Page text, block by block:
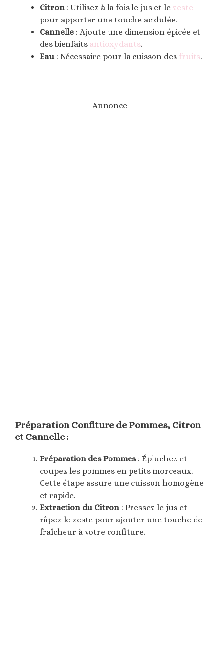
Citron : Utilisez à la fois le jus et le zeste
pour apporter une touche acidulée.
Cannelle : Ajoute une dimension épicée et
des bienfaits antioxydants.
Eau: Nécessaire pour la cuisson des fruits.
Annonce
Préparation Confiture de Pommes, Citron
et Cannelle :
Préparation des Pommes: Épluchez et
coupez les pommes en petits morceaux.
Cette étape assure une cuisson homogène
et rapide.
Extraction du Citron : Pressez le jus et
râpez le zeste pour ajouter une touche de
fraîcheur à votre confiture.